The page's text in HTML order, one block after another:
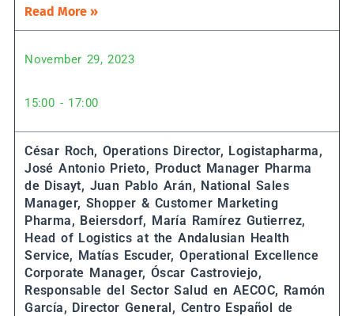
Read More »
November 29, 2023
15:00 - 17:00
César Roch, Operations Director, Logistapharma,
José Antonio Prieto, Product Manager Pharma
de Disayt, Juan Pablo Arán, National Sales
Manager, Shopper & Customer Marketing
Pharma, Beiersdorf, María Ramírez Gutierrez,
Head of Logistics at the Andalusian Health
Service, Matías Escuder, Operational Excellence
Corporate Manager, Óscar Castroviejo,
Responsable del Sector Salud en AECOC, Ramón
García, Director General, Centro Español de